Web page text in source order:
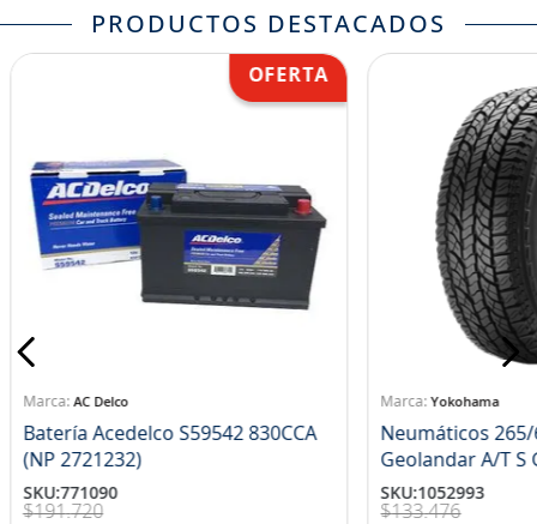
PRODUCTOS DESTACADOS
AC Delco
Batería Acedelco S59542 830CCA
(NP 2721232)
SKU:771090
$191.720
Yokohama
Neumáticos 265/
SKU:1052993
$133.476